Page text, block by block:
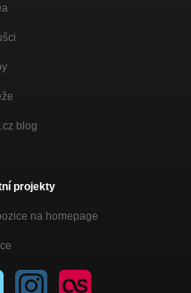
blog
projekty
na homepage